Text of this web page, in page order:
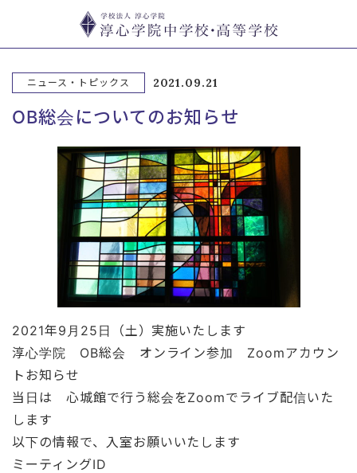
ニュース・トピックス 2021.09.21
OB総会についてのお知らせ
2021年9月25日（土）実施いたします
淳心学院 OB総会 オンライン参加 Zoomアカウン
トお知らせ
当日は 心城館で行う総会をZoomでライブ配信いた
します
以下の情報で、入室お願いいたします
ミーティングID